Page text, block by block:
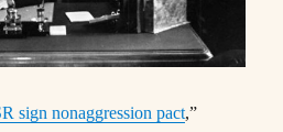
sign nonaggression pact,”